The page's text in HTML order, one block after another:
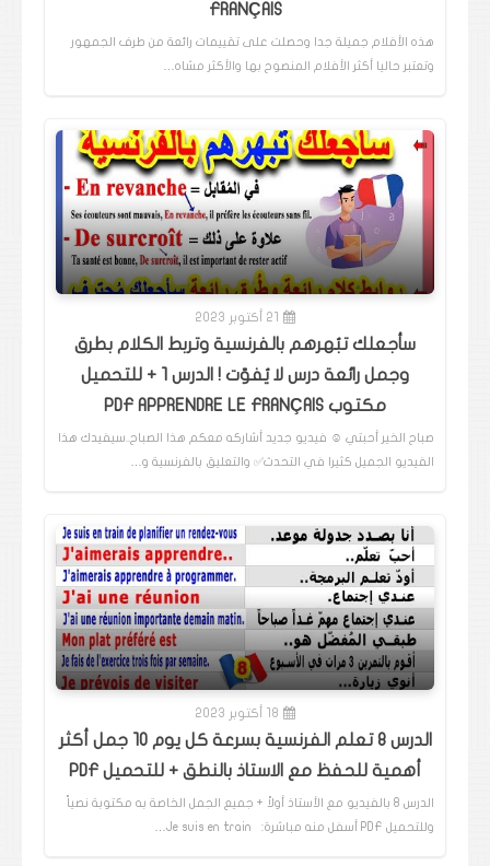
FRANÇAIS
هذه الأفلام جميلة جدا وحصلت على تقييمات رائعة من طرف الجمهور
وتعتبر حاليا أكثر الأفلام المنصوح بها والأكثر مشاه…
21 أكتوبر 2023
سأجعلك تبُهرهم بالفرنسية وتربط الكلام بطرق
وجمل رائعة درس لا يُفوّت ! الدرس 1 + للتحميل
مكتوب PDF APPRENDRE LE FRANÇAIS
صباح الخير أحبتي ☺️ فيديو جديد أشاركه معكم هذا الصباح..سيفيدك هذا
الفيديو الجميل كثيرا في التحدث✅️ والتعليق بالفرنسية و…
18 أكتوبر 2023
الدرس 8 تعلم الفرنسية بسرعة كل يوم 10 جمل أكثر
أهمية للحفظ مع الاستاذ بالنطق + للتحميل PDF
الدرس 8 بالفيديو مع الأستاذ أولاً + جميع الجمل الخاصة به مكتوبة نصياً
وللتحميل PDF أسفل منه مباشرة: Je suis en train…